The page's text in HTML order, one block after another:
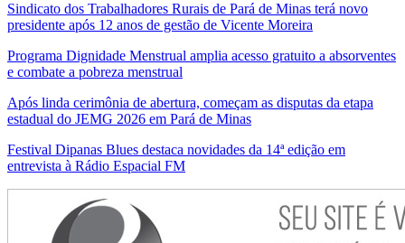
Sindicato dos Trabalhadores Rurais de Pará de Minas terá novo
presidente após 12 anos de gestão de Vicente Moreira
Programa Dignidade Menstrual amplia acesso gratuito a absorventes
e combate a pobreza menstrual
Após linda cerimônia de abertura, começam as disputas da etapa
estadual do JEMG 2026 em Pará de Minas
Festival Dipanas Blues destaca novidades da 14ª edição em
entrevista à Rádio Espacial FM